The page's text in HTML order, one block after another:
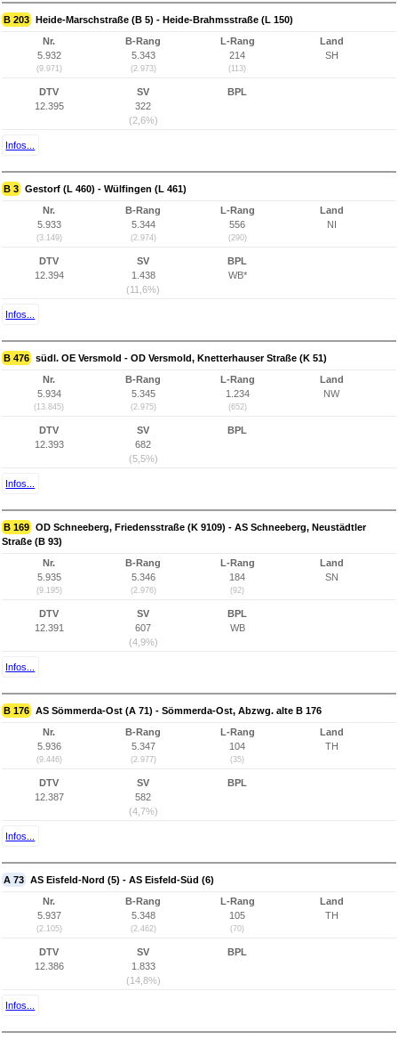
B 203 Heide-Marschstraße (B 5) - Heide-Brahmsstraße (L 150)
Nr.
5.932
(9.971)
B-Rang
5.343
(2.973)
L-Rang
214
(113)
Land
SH
DTV
12.395
SV
322
(2,6%)
BPL
Infos...
B 3 Gestorf (L 460) - Wülfingen (L 461)
Nr.
5.933
(3.149)
B-Rang
5.344
(2.974)
L-Rang
556
(290)
Land
NI
DTV
12.394
SV
1.438
(11,6%)
BPL
WB*
Infos...
B 476 südl. OE Versmold - OD Versmold, Knetterhauser Straße (K 51)
Nr.
5.934
(13.845)
B-Rang
5.345
(2.975)
L-Rang
1.234
(652)
Land
NW
DTV
12.393
SV
682
(5,5%)
BPL
Infos...
B 169 OD Schneeberg, Friedensstraße (K 9109) - AS Schneeberg, Neustädtler
Straße (B 93)
Nr.
5.935
(9.195)
B-Rang
5.346
(2.976)
L-Rang
184
(92)
Land
SN
DTV
12.391
SV
607
(4,9%)
BPL
WB
Infos...
B 176 AS Sömmerda-Ost (A 71) - Sömmerda-Ost, Abzwg. alte B 176
Nr.
5.936
(9.446)
B-Rang
5.347
(2.977)
L-Rang
104
(35)
Land
TH
DTV
12.387
SV
582
(4,7%)
BPL
Infos...
A 73 AS Eisfeld-Nord (5) - AS Eisfeld-Süd (6)
Nr.
5.937
(2.105)
B-Rang
5.348
(2.462)
L-Rang
105
(70)
Land
TH
DTV
12.386
SV
1.833
(14,8%)
BPL
Infos...